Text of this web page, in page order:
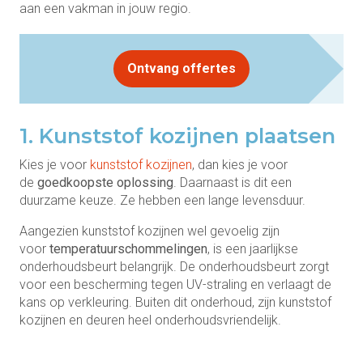
aan een vakman in jouw regio.
Ontvang offertes
1. Kunststof kozijnen plaatsen
Kies je voor kunststof kozijnen, dan kies je voor
de goedkoopste oplossing. Daarnaast is dit een
duurzame keuze. Ze hebben een lange levensduur.
Aangezien kunststof kozijnen wel gevoelig zijn
voor temperatuurschommelingen, is een jaarlijkse
onderhoudsbeurt belangrijk. De onderhoudsbeurt zorgt
voor een bescherming tegen UV-straling en verlaagt de
kans op verkleuring. Buiten dit onderhoud, zijn kunststof
kozijnen en deuren heel onderhoudsvriendelijk.